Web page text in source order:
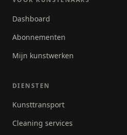
Dashboard
Abonnementen
Mijn kunstwerken
DIENSTEN
Kunsttransport
Cleaning services